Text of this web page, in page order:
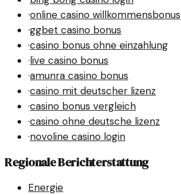
·online casino willkommensbonus
·ggbet casino bonus
·casino bonus ohne einzahlung
·live casino bonus
·amunra casino bonus
·casino mit deutscher lizenz
·casino bonus vergleich
·casino ohne deutsche lizenz
·novoline casino login
Regionale Berichterstattung
Energie